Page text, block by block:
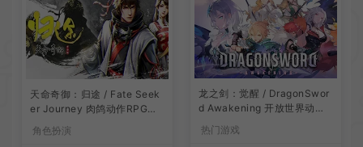
天命奇御：归途 / Fate Seek
er Journey 肉鸽动作RPG游
角色扮演
龙之剑：觉醒 / DragonSwor
d Awakening 开放世界动作R
PG游戏
热门游戏